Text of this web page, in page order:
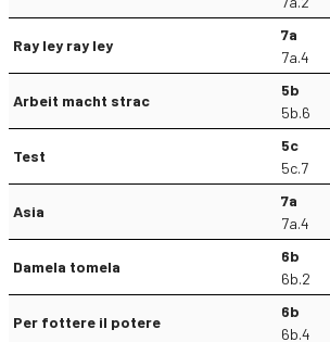
Ray ley ray ley
7a
7a.4
Arbeit macht strac
5b
5b.6
Test
5c
5c.7
Asia
7a
7a.4
Damela tomela
6b
6b.2
Per fottere il potere
6b
6b.4